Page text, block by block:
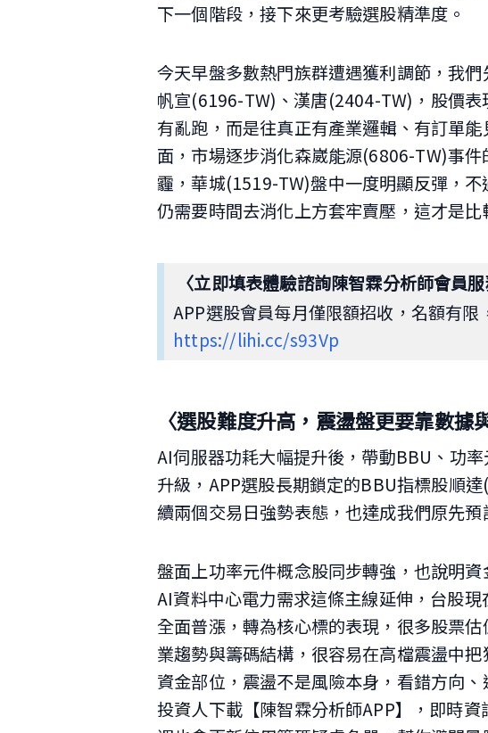
下一個階段，接下來更考驗選股精準度。
今天早盤多數熱門族群遭遇獲利調節，我
帆宣(6196-TW)、漢唐(2404-TW)，股價
有亂跑，而是往真正有產業邏輯、有訂單
面，市場逐步消化森崴能源(6806-TW)事
霾，華城(1519-TW)盤中一度明顯反彈，
仍需要時間去消化上方套牢賣壓，這才是比
〈立即填表體驗諮詢陳智霖分析師會員服
APP選股會員每月僅限額招收，名額有限
https://lihi.cc/s93Vp
〈選股難度升高，震盪盤更要靠數據
AI伺服器功耗大幅提升後，帶動BBU、功
升級，APP選股長期鎖定的BBU指標股順
續兩個交易日強勢表態，也達成我們原先預
盤面上功率元件概念股同步轉強，也說明
AI資料中心電力需求這條主線延伸，台股
全面普漲，轉為核心標的表現，很多股票
業趨勢與籌碼結構，很容易在高檔震盪中
資金部位，震盪不是風險本身，看錯方向
投資人下載【陳智霖分析師APP】，即時